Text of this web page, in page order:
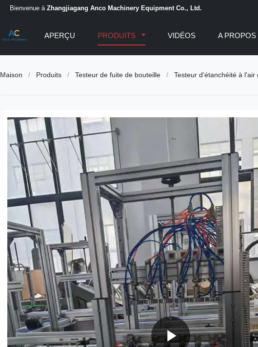
Bienvenue à Zhangjiagang Anco Machinery Equipment Co., Ltd.
APERÇU PRODUITS VIDÉOS A
Maison / Produits / Testeur de fuite de bouteille / Testeur d'étanchéité à